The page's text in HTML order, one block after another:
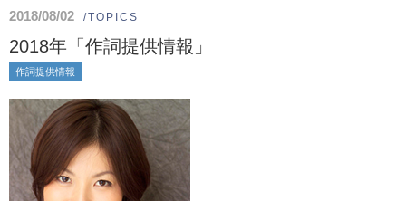
2018/08/02 /TOPICS
2018年「作詞提供情報」
作詞提供情報